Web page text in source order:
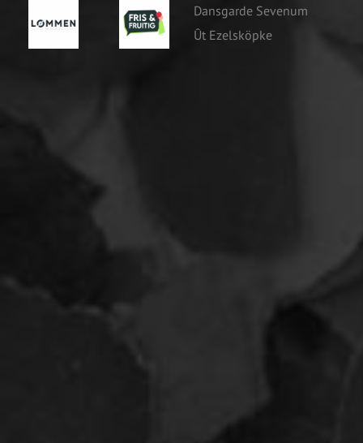
Mascotte
Dansgarde Sevenum
Ût Ezelsköpke